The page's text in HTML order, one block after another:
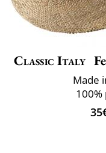
Classic Italy
Made
100%